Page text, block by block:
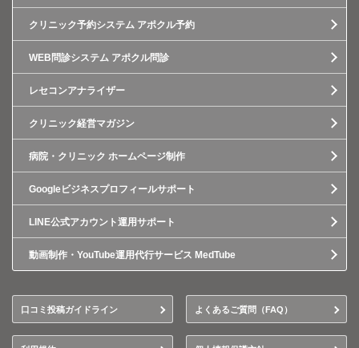
クリニック予約システム アポクル予約
WEB問診システム アポクル問診
レセコンアナライザー
クリニック経営マガジン
病院・クリニック ホームページ制作
Googleビジネスプロフィールサポート
LINE公式アカウント運用サポート
動画制作・YouTube運用代行サービス MedTube
口コミ投稿ガイドライン よくあるご質問（FAQ）